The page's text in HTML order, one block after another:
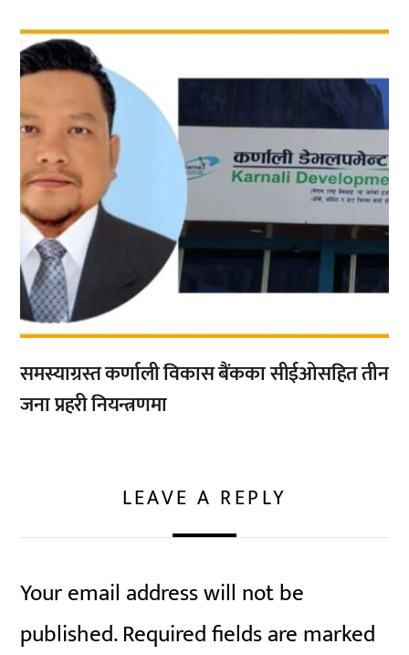
,
समस्याग्रस्त कर्णाली विकास बैंकका सीईओसहित तीन
जना प्रहरी नियन्त्रणमा
LEAVE A REPLY
Your email address will not be
published.Required fields are marked